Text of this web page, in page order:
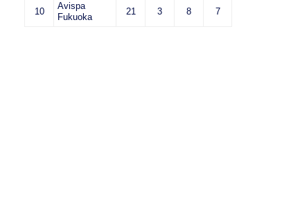
10
Avispa
Fukuoka
21 3 8 7